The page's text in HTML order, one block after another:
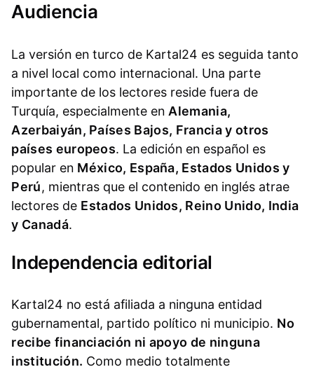
Audiencia
La versión en turco de Kartal24 es seguida tanto
a nivel local como internacional. Una parte
importante de los lectores reside fuera de
Turquía, especialmente en Alemania,
Azerbaiyán, Países Bajos, Francia y otros
países europeos. La edición en español es
popular en México, España, Estados Unidos y
Perú, mientras que el contenido en inglés atrae
lectores de Estados Unidos, Reino Unido, India
y Canadá.
Independencia editorial
Kartal24 no está afiliada a ninguna entidad
gubernamental, partido político ni municipio. No
recibe financiación ni apoyo de ninguna
institución. Como medio totalmente